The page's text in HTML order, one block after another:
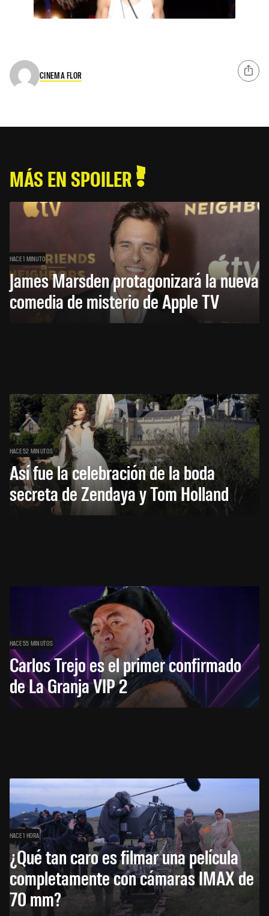
CINEMA FLOR
MÁS EN SPOILER
HACE 1 MINUTO
James Marsden protagonizará la nueva
comedia de misterio de Apple TV
HACE 52 MINUTOS
Así fue la celebración de la boda
secreta de Zendaya y Tom Holland
HACE 55 MINUTOS
Carlos Trejo es el primer confirmado
de La Granja VIP 2
HACE 1 HORA
¿Qué tan caro es filmar una película
completamente con cámaras IMAX de
70 mm?